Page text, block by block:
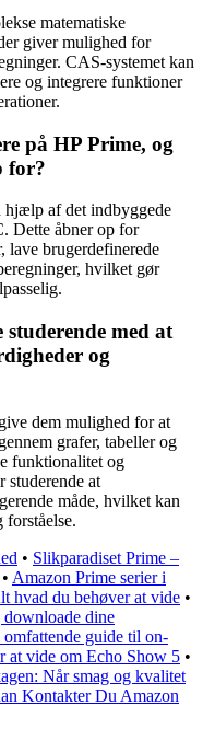
matematiske
giver mulighed for
CAS-systemet kan
og integrere funktioner
på HP Prime, og
for?
hjælp af det indbyggede
Dette åbner op for
lave brugerdefinerede
hvilket gør
med at
og
dem mulighed for at
grafer, tabeller og
funktionalitet og
studerende at
måde, hvilket kan
forståelse.
• Slikparadiset Prime –
• Amazon Prime serier i
hvad du behøver at vide •
dine
guide til on-
at vide om Echo Show 5 •
Når smag og kvalitet
Kontakter Du Amazon